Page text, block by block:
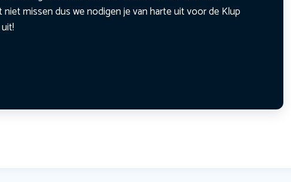
missen dus we nodigen je van harte uit voor de Klup